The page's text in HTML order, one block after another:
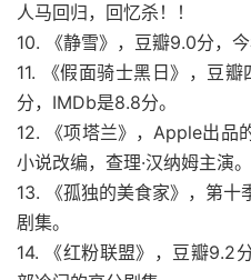
人马回归，回忆杀！！
10. 《静雪》，豆瓣9.0分，
11. 《假面骑士黑日》，豆
分，IMDb是8.8分。
12. 《项塔兰》，Apple出品
小说改编，查理·汉纳姆主演。
13. 《孤独的美食家》，第
剧集。
14. 《红粉联盟》，豆瓣9.2